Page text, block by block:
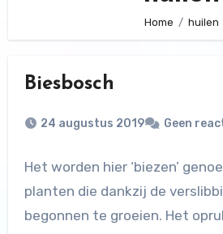
Home huilen
Biesbosch
24 augustus 2019 Geen
Het worden hier ‘biezen’
planten die dankzij de
begonnen te groeien. Het